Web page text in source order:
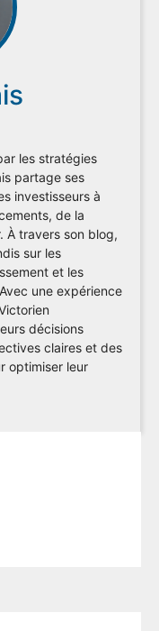
les stratégies
partage ses
investisseurs à
de la
À travers son blog,
sur les
et les
une expérience
décisions
claires et des
optimiser leur